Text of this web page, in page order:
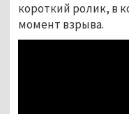
короткий ролик, в
момент взрыва.